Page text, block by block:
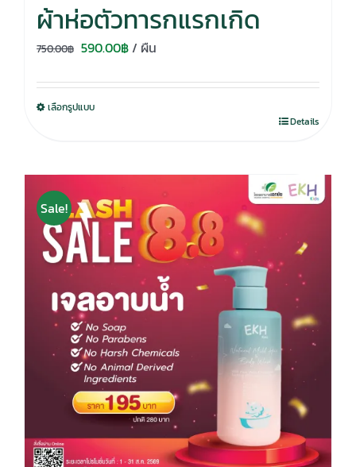
ผ้าห่อตัวทารกแรกเกิด
750.00฿ Original
was:
750.00฿.
590.00฿Current
is:
/ ผืน
เลือกรูปแบบ
Details
Sale!